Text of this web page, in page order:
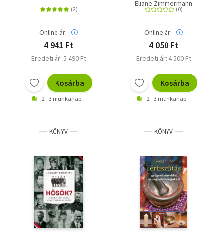
Online ár:
4 941 Ft
Eredeti ár: 5 490 Ft
Kosárba
2 - 3 munkanap
Eliane Zimmermann
Online ár:
4 050 Ft
Eredeti ár: 4 500 Ft
Kosárba
2 - 3 munkanap
KÖNYV KÖNYV